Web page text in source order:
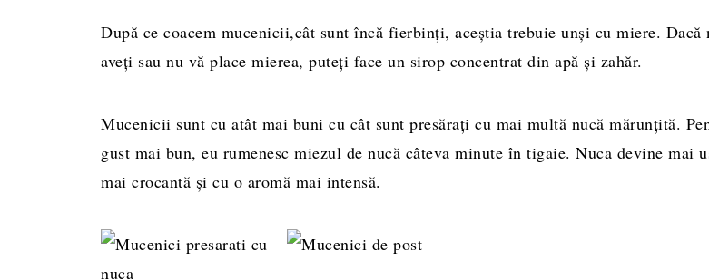
După ce coacem mucenicii,cât sunt încă fierbinți, aceștia trebuie unși cu miere. Dacă
aveți sau nu vă place mierea, puteți face un sirop concentrat din apă și zahăr.
Mucenicii sunt cu atât mai buni cu cât sunt presărați cu mai multă nucă mărunțită.
gust mai bun, eu rumenesc miezul de nucă câteva minute în tigaie. Nuca devine mai
mai crocantă și cu o aromă mai intensă.